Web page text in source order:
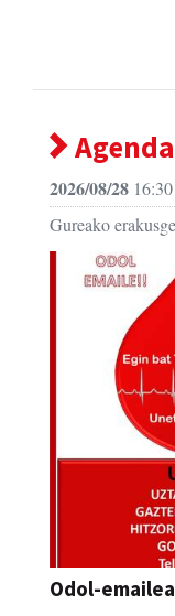
Agenda
2026/08/28
Gureako
Odol-